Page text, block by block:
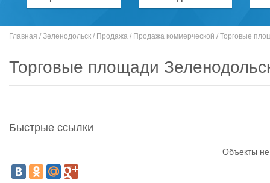
Главная / Зеленодольск / Продажа / Продажа коммерческой / Торговые
Торговые площади
Быстрые ссылки
Объекты